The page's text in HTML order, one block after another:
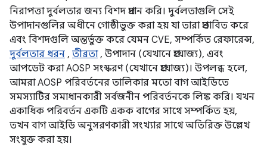
নিরাপত্তা দুর্বলতার জন্য বিশদ প্রদান করি। দুর্বলতাগুলি সেই
উপাদানগুলির অধীনে গোষ্ঠীভুক্ত করা হয় যা তারা প্রভাবিত করে
এবং বিশদগুলি অন্তর্ভুক্ত করে যেমন CVE, সম্পর্কিত রেফারেন্স,
দুর্বলতার ধরন , তীব্রতা, উপাদান (যেখানে প্রযোজ্য), এবং
আপডেট করা AOSP সংস্করণ (যেখানে প্রযোজ্য)। উপলব্ধ হলে,
আমরা AOSP পরিবর্তনের তালিকার মতো বাগ আইডিতে
সমস্যাটির সমাধানকারী সর্বজনীন পরিবর্তনকে লিঙ্ক করি। যখন
একাধিক পরিবর্তন একটি একক বাগের সাথে সম্পর্কিত হয়,
তখন বাগ আইডি অনুসরণকারী সংখ্যার সাথে অতিরিক্ত উল্লেখ
সংযুক্ত করা হয়।